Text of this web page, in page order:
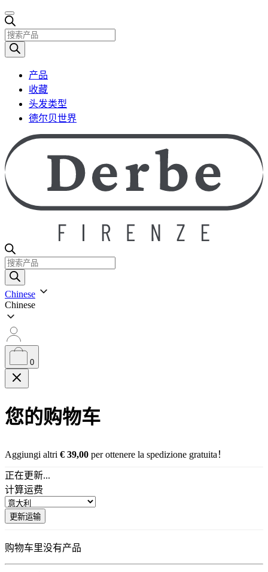
产
品
产品
收藏
头发类型
德尔贝世界
产
品
搜
索
Chinese
Chinese
0
您的购物车
Aggiungi altri € 39,00 per ottenere la spedizione gratuita！
正在更新...
计算运费
更新运输
购物车里没有产品